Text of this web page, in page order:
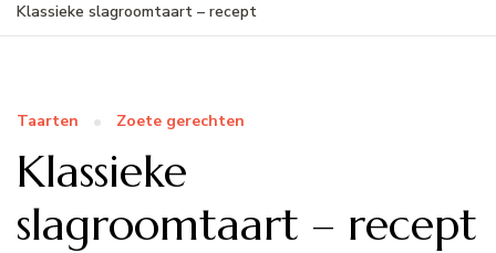
Klassieke slagroomtaart – recept
Taarten Zoete gerechten
Klassieke
slagroomtaart – recept